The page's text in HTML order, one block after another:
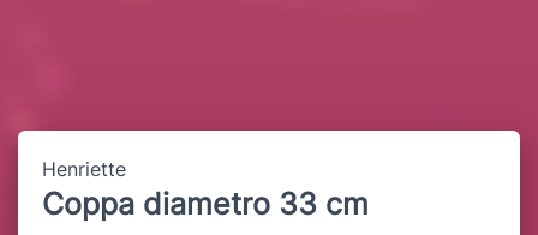
Henriette
Coppa diametro 33 cm